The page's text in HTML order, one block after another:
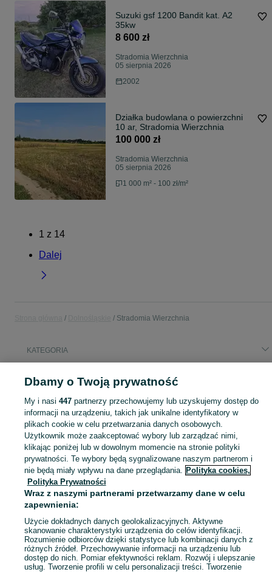
Suzuki gsf 1200 Bandit kat. A2
35kw
8 600 zł
Stradomia Wierzchnia
05 sierpnia 2026
2002
Działka budowlana o powierzchni
10 ar, Stradomia Wierzchnia
100 000 zł
Stradomia Wierzchnia
05 sierpnia 2026
1 000 m² - 100 zł/m²
1 z 14
Dalej
Stradomia Wierzchnia
KATEGORIA
Popularne wyszukiwania
Skorzystaj z największego serwisu ogłoszeniowego - Stradomia Wierzchnia i okolice! Kupuj to, czego pragniesz i sprzedawaj to, czego już nie potrzebujesz!
Mapa kategorii
Mapa miejscowości
Mapa ministron
Popularne wyszukiwania
Dbamy o Twoją prywatność
My i nasi 447partnerzy przechowujemy lub uzyskujemy dostęp do
informacji na urządzeniu, takich jak unikalne identyfikatory w
plikach cookie w celu przetwarzania danych osobowych.
Użytkownik może zaakceptować wybory lub zarządzać nimi,
klikając poniżej lub w dowolnym momencie na stronie polityki
prywatności. Te wybory będą sygnalizowane naszym partnerom i
nie będą miały wpływu na dane przeglądania. Polityka cookies,
Polityka Prywatności
Wraz z naszymi partnerami przetwarzamy dane w celu
zapewnienia:
Użycie dokładnych danych geolokalizacyjnych. Aktywne
skanowanie charakterystyki urządzenia do celów identyfikacji.
Rozumienie odbiorców dzięki statystyce lub kombinacji danych z
różnych źródeł. Przechowywanie informacji na urządzeniu lub
dostęp do nich. Pomiar efektywności reklam. Rozwój i ulepszanie
usług. Tworzenie profili w celu personalizacji treści. Tworzenie